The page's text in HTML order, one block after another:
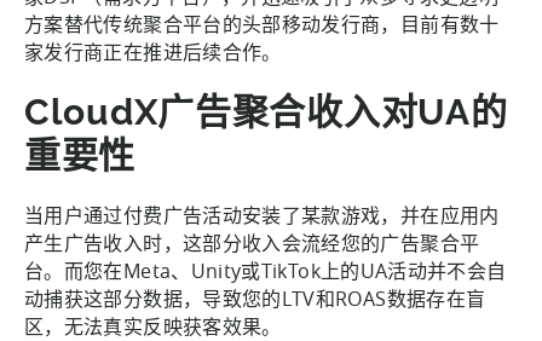
方案替代传统聚合平台的头部移动发行商，目前有数十
家发行商正在推进后续合作。
CloudX广告聚合收入对UA的
重要性
当用户通过付费广告活动安装了某款游戏，并在应用内
产生广告收入时，这部分收入会流经您的广告聚合平
台。而您在Meta、Unity或TikTok上的UA活动并不会自
动捕获这部分数据，导致您的LTV和ROAS数据存在盲
区，无法真实反映获客效果。